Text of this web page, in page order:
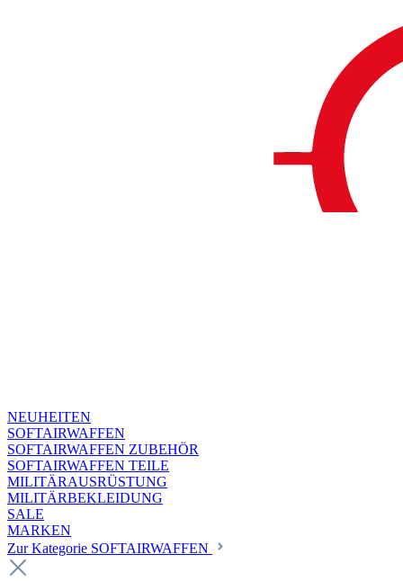
NEUHEITEN
SOFTAIRWAFFEN
SOFTAIRWAFFEN ZUBEHÖR
SOFTAIRWAFFEN TEILE
MILITÄRAUSRÜSTUNG
MILITÄRBEKLEIDUNG
SALE
MARKEN
Zur Kategorie SOFTAIRWAFFEN